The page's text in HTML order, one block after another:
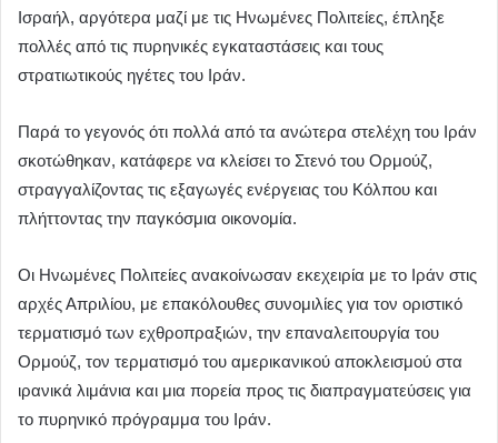
Ισραήλ, αργότερα μαζί με τις Ηνωμένες Πολιτείες, έπληξε
πολλές από τις πυρηνικές εγκαταστάσεις και τους
στρατιωτικούς ηγέτες του Ιράν.
Παρά το γεγονός ότι πολλά από τα ανώτερα στελέχη του Ιράν
σκοτώθηκαν, κατάφερε να κλείσει το Στενό του Ορμούζ,
στραγγαλίζοντας τις εξαγωγές ενέργειας του Κόλπου και
πλήττοντας την παγκόσμια οικονομία.
Οι Ηνωμένες Πολιτείες ανακοίνωσαν εκεχειρία με το Ιράν στις
αρχές Απριλίου, με επακόλουθες συνομιλίες για τον οριστικό
τερματισμό των εχθροπραξιών, την επαναλειτουργία του
Ορμούζ, τον τερματισμό του αμερικανικού αποκλεισμού στα
ιρανικά λιμάνια και μια πορεία προς τις διαπραγματεύσεις για
το πυρηνικό πρόγραμμα του Ιράν.